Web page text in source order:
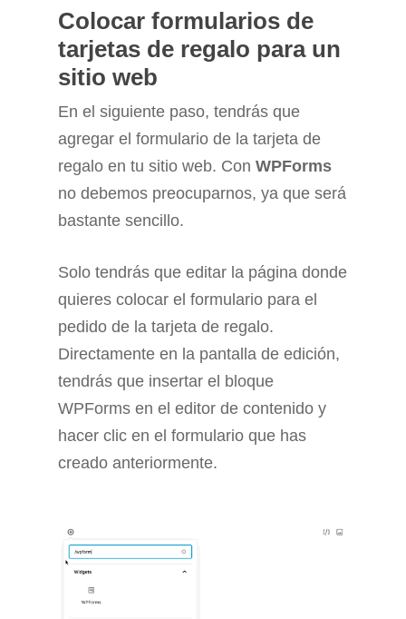
Colocar formularios de
tarjetas de regalo para un
sitio web
En el siguiente paso, tendrás que
agregar el formulario de la tarjeta de
regalo en tu sitio web. Con WPForms
no debemos preocuparnos, ya que será
bastante sencillo.
Solo tendrás que editar la página donde
quieres colocar el formulario para el
pedido de la tarjeta de regalo.
Directamente en la pantalla de edición,
tendrás que insertar el bloque
WPForms en el editor de contenido y
hacer clic en el formulario que has
creado anteriormente.